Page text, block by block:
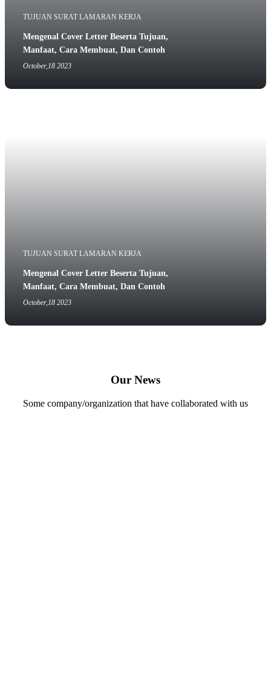
TUJUAN SURAT LAMARAN KERJA
Mengenal Cover Letter Beserta Tujuan,
Manfaat, Cara Membuat, Dan Contoh
October,18 2023
TUJUAN SURAT LAMARAN KERJA
Mengenal Cover Letter Beserta Tujuan,
Manfaat, Cara Membuat, Dan Contoh
October,18 2023
Our News
Some company/organization that have collaborated with us